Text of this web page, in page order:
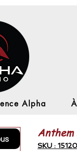
Alpha
Anthem
SKU :